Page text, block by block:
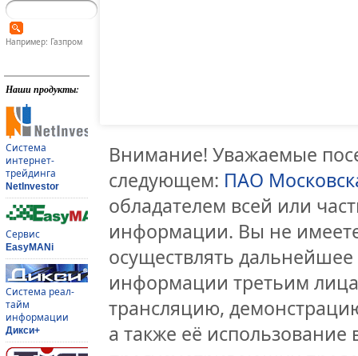
Например: Газпром
Наши продукты:
Система
интернет-
трейдинга
NetInvestor
Сервис
EasyMANi
Система реал-
тайм
информации
Дикси+
Внимание! Уважаемые
следующем: ПАО
обладателем всей или
информации. Вы не
осуществлять
информации третьим
трансляцию,
а также её